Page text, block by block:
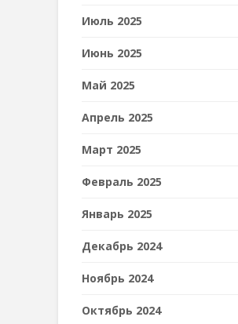
Июль 2025
Июнь 2025
Май 2025
Апрель 2025
Март 2025
Февраль 2025
Январь 2025
Декабрь 2024
Ноябрь 2024
Октябрь 2024